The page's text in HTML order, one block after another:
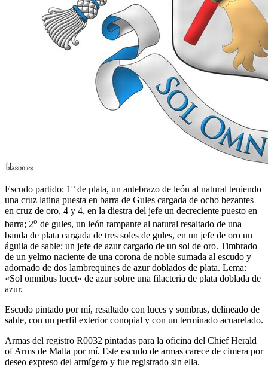
Escudo partido: 1° de plata, un antebrazo de león al natural teniendo
una cruz latina puesta en barra de Gules cargada de ocho bezantes
en cruz de oro, 4 y 4, en la diestra del jefe un decreciente puesto en
barra; 2o de gules, un león rampante al natural resaltado de una
banda de plata cargada de tres soles de gules, en un jefe de oro un
águila de sable; un jefe de azur cargado de un sol de oro. Timbrado
de un yelmo naciente de una corona de noble sumada al escudo y
adornado de dos lambrequines de azur doblados de plata. Lema:
«Sol omnibus lucet» de azur sobre una filacteria de plata doblada de
azur.
Escudo pintado por mí, resaltado con luces y sombras, delineado de
sable, con un perfil exterior conopial y con un terminado acuarelado.
Armas del registro R0032 pintadas para la oficina del Chief Herald
of Arms de Malta por mí. Este escudo de armas carece de cimera por
deseo expreso del armígero y fue registrado sin ella.